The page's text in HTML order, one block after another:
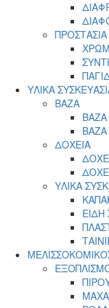
ΥΛΙΚΑ
ΒΑΖΑ
ΒΑΖΑ
ΒΑΖΑ
ΔΟΧΕΙΑ
ΥΛΙΚΑ